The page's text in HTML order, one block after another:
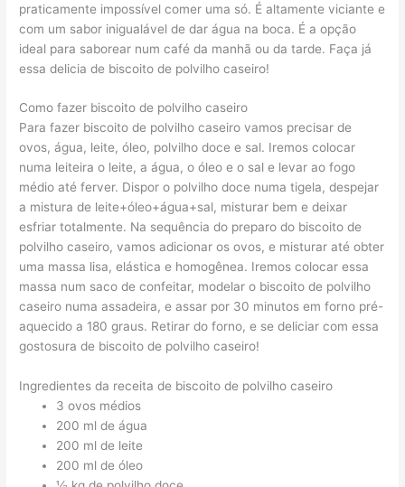
praticamente impossível comer uma só. É altamente viciante e
com um sabor inigualável de dar água na boca. É a opção
ideal para saborear num café da manhã ou da tarde. Faça já
essa delicia de biscoito de polvilho caseiro!
Como fazer biscoito de polvilho caseiro
Para fazer biscoito de polvilho caseiro vamos precisar de
ovos, água, leite, óleo, polvilho doce e sal. Iremos colocar
numa leiteira o leite, a água, o óleo e o sal e levar ao fogo
médio até ferver. Dispor o polvilho doce numa tigela, despejar
a mistura de leite+óleo+água+sal, misturar bem e deixar
esfriar totalmente. Na sequência do preparo do biscoito de
polvilho caseiro, vamos adicionar os ovos, e misturar até obter
uma massa lisa, elástica e homogênea. Iremos colocar essa
massa num saco de confeitar, modelar o biscoito de polvilho
caseiro numa assadeira, e assar por 30 minutos em forno pré-
aquecido a 180 graus. Retirar do forno, e se deliciar com essa
gostosura de biscoito de polvilho caseiro!
Ingredientes da receita de biscoito de polvilho caseiro
3 ovos médios
200 ml de água
200 ml de leite
200 ml de óleo